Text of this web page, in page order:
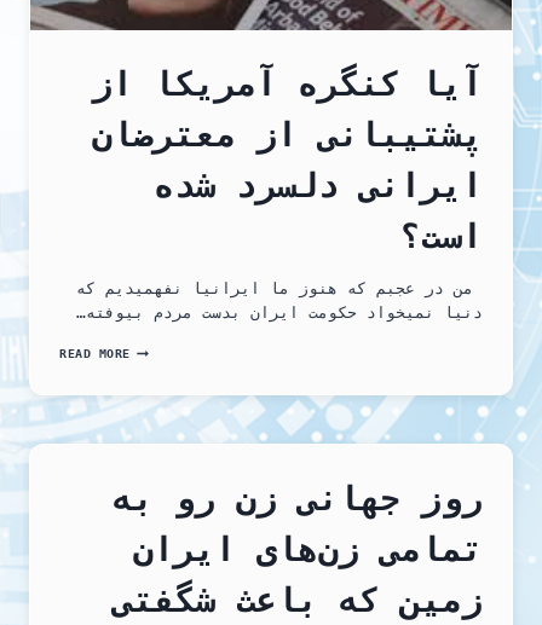
ستاره
رفیق…..
آیا کنگره آمریکا از
پشتیبانی از معترضان
ایرانی دلسرد شده
است؟
من در عجبم که هنوز ما ایرانیا نفهمیدیم که
دنیا نمیخواد حکومت ایران بدست مردم بیوفته…
READ MOREآیا
پشتیبانی
از
دلسرد
است؟
روز جهانی زن رو به
تمامی زن‌های ایران
زمین که باعث شگفتی